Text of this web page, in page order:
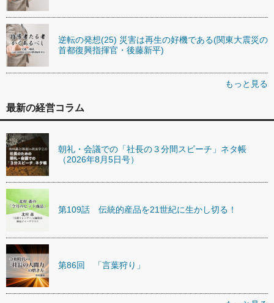
逆転の発想(25) 災害は再生の好機である(関東大震災の
首都復興指揮官・後藤新平)
もっと見る
最新の経営コラム
朝礼・会議での「社長の３分間スピーチ」ネタ帳
（2026年8月5日号）
第109話 伝統的産品を21世紀に生かし切る！
第86回 「言葉狩り」